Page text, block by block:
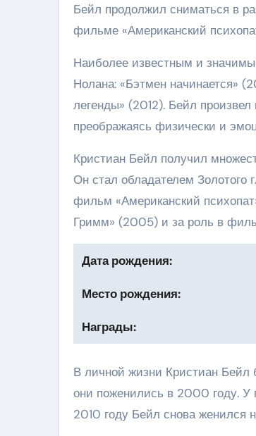
Бейл продолжил сниматься в
фильме «Американский
Наиболее известным и
Нолана: «Бэтмен начинается»
легенды» (2012). Бейл
преображаясь физически и
Кристиан Бейл получил
Он стал обладателем Золотого
фильм «Американский
Гримм» (2005) и за роль в
Дата рождения:
Место рождения:
Награды:
В личной жизни Кристиан
они поженились в 2000 году. У
2010 году Бейл снова женился